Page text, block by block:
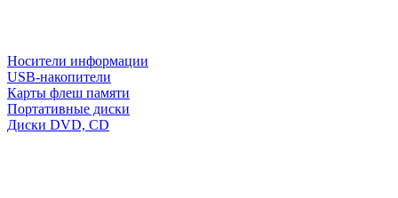
Носители информации
USB-накопители
Карты флеш памяти
Портативные диски
Диски DVD, CD